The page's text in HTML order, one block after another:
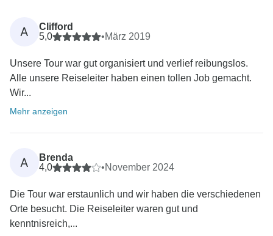
A
Clifford
5,0
•März 2019
Unsere Tour war gut organisiert und verlief reibungslos.
Alle unsere Reiseleiter haben einen tollen Job gemacht.
Wir...
Mehr anzeigen
A
Brenda
4,0
•November 2024
Die Tour war erstaunlich und wir haben die verschiedenen
Orte besucht. Die Reiseleiter waren gut und
kenntnisreich,...